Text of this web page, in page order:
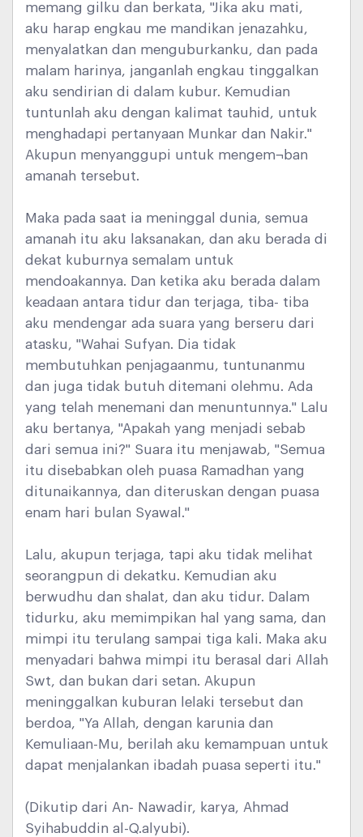
memang gilku dan berkata, "Jika aku mati,
aku harap engkau me mandikan jenazahku,
menyalatkan dan menguburkanku, dan pada
malam harinya, janganlah engkau tinggalkan
aku sendirian di dalam kubur. Kemudian
tuntunlah aku dengan kalimat tauhid, untuk
menghadapi pertanyaan Munkar dan Nakir."
Akupun menyanggupi untuk mengem¬ban
amanah tersebut.
Maka pada saat ia meninggal dunia, semua
amanah itu aku laksanakan, dan aku berada di
dekat kuburnya semalam untuk
mendoakannya. Dan ketika aku berada dalam
keadaan antara tidur dan terjaga, tiba- tiba
aku mendengar ada suara yang berseru dari
atasku, "Wahai Sufyan. Dia tidak
membutuhkan penjagaanmu, tuntunanmu
dan juga tidak butuh ditemani olehmu. Ada
yang telah menemani dan menuntunnya." Lalu
aku bertanya, "Apakah yang menjadi sebab
dari semua ini?" Suara itu menjawab, "Semua
itu disebabkan oleh puasa Ramadhan yang
ditunaikannya, dan diteruskan dengan puasa
enam hari bulan Syawal."
Lalu, akupun terjaga, tapi aku tidak melihat
seorangpun di dekatku. Kemudian aku
berwudhu dan shalat, dan aku tidur. Dalam
tidurku, aku memimpikan hal yang sama, dan
mimpi itu terulang sampai tiga kali. Maka aku
menyadari bahwa mimpi itu berasal dari Allah
Swt, dan bukan dari setan. Akupun
meninggalkan kuburan lelaki tersebut dan
berdoa, "Ya Allah, dengan karunia dan
Kemuliaan-Mu, berilah aku kemampuan untuk
dapat menjalankan ibadah puasa seperti itu."
(Dikutip dari An- Nawadir, karya, Ahmad
Syihabuddin al-Q.alyubi).